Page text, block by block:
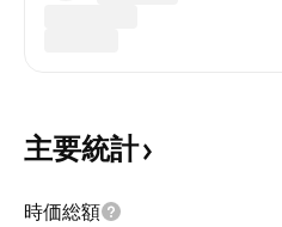
主要統計
時価総額